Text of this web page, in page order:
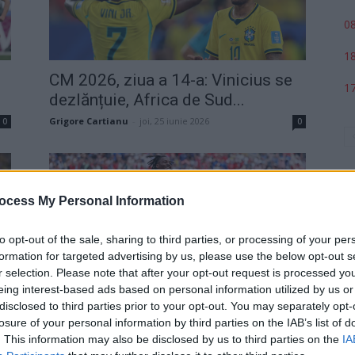
My Personal Information
opt-out of the sale, sharing to third parties, or processing of your
for targeted advertising by us, please use the below opt-out
selection. Please note that after your opt-out request is processed
interest-based ads based on personal information utilized by us
to third parties prior to your opt-out. You may separately
of your personal information by third parties on the IAB’s list of
This information may also be disclosed by us to third parties on the
0
CM 2026, ziua a 14-a: Vinicius se
dezlănțuie, Africa de Sud...
Grigore Cartianu joi, 25 iunie 2026 0
CM 2026, ziua a 8-a: Mexic e prima
calificată, Canada face...
Grigore Cartianu - vineri, 19 iunie 2026 0